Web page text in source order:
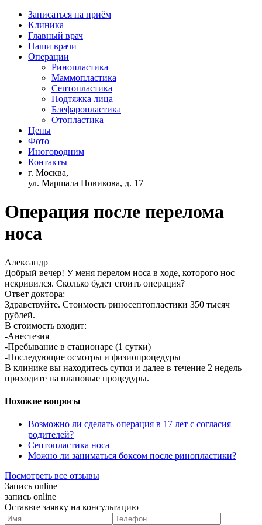
Записаться на приём
Клиника
Главный врач
Наши врачи
Операции
Ринопластика
Маммопластика
Септопластика
Подтяжка лица
Блефаропластика
Отопластика
Цены
Фото
Иногородним
Контакты
г. Москва,
ул. Маршала Новикова, д. 17
Операция после перелома
носа
Александр
Добрый вечер! У меня перелом носа в ходе, которого нос
искривился. Сколько будет стоить операция?
Ответ доктора:
Здравствуйте. Стоимость риносептопластики 350 тысяч
рублей.
В стоимость входит:
-Анестезия
-Пребывание в стационаре (1 сутки)
-Последующие осмотры и физиопроцедуры
В клинике вы находитесь сутки и далее в течение 2 недель
приходите на плановые процедуры.
Похожие вопросы
Возможно ли сделать операция в 17 лет с согласия
родителей?
Септопластика носа
Можно ли заниматься боксом после ринопластики?
Посмотреть все отзывы
Запись online
запись online
Оставьте заявку на консультацию